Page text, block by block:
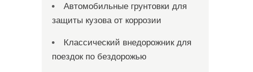
Автомобильные грунтовки для
защиты кузова от коррозии
Классический внедорожник для
поездок по бездорожью